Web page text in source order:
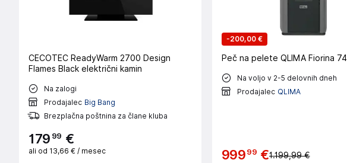
CECOTEC ReadyWarm 2700 Design
Flames Black električni kamin
Na zalogi
Prodajalec Big Bang
Brezplačna poštnina za člane kluba
179 99 €
ali od 13,66 € / mesec
-200,00 €
Peč na pelete QLIMA Fiorina 74
Na voljo v 2-5 delovnih dneh
Prodajalec QLIMA
99999 €1.199,99 €